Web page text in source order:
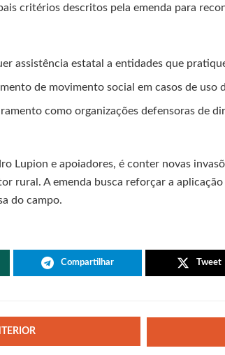
critérios descritos pela emenda para
assistência estatal a entidades que
de movimento social em casos de uso
como organizações defensoras de
Lupion e apoiadores, é conter novas
rural. A emenda busca reforçar a
do campo.
Compartilhar Tweet